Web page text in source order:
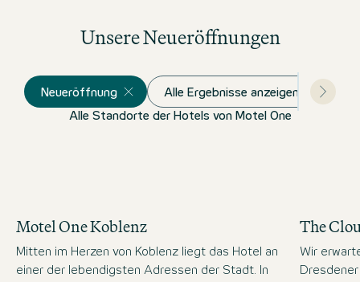
Unsere Neueröffnungen
Neueröffnung Alle Ergebnisse anzeigen
Alle Standorte der Hotels von Motel One
Motel One Koblenz
Mitten im Herzen von Koblenz liegt das Hotel an
einer der lebendigsten Adressen der Stadt. In
The
Wir